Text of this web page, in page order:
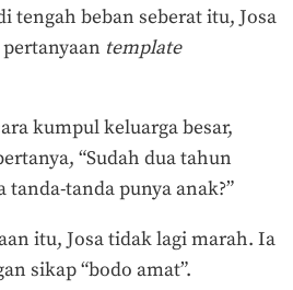
tengah beban seberat itu, Josa
template
kumpul keluarga besar,
“Sudah dua tahun
tanda punya anak?”
itu, Josa tidak lagi marah. Ia
sikap “bodo amat”.